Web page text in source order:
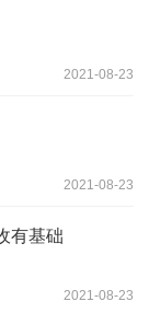
2021-08-23
2021-08-23
有基础
2021-08-23